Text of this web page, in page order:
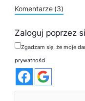
Komentarze (3)
Zaloguj poprzez
Zgadzam się, że moje
prywatności